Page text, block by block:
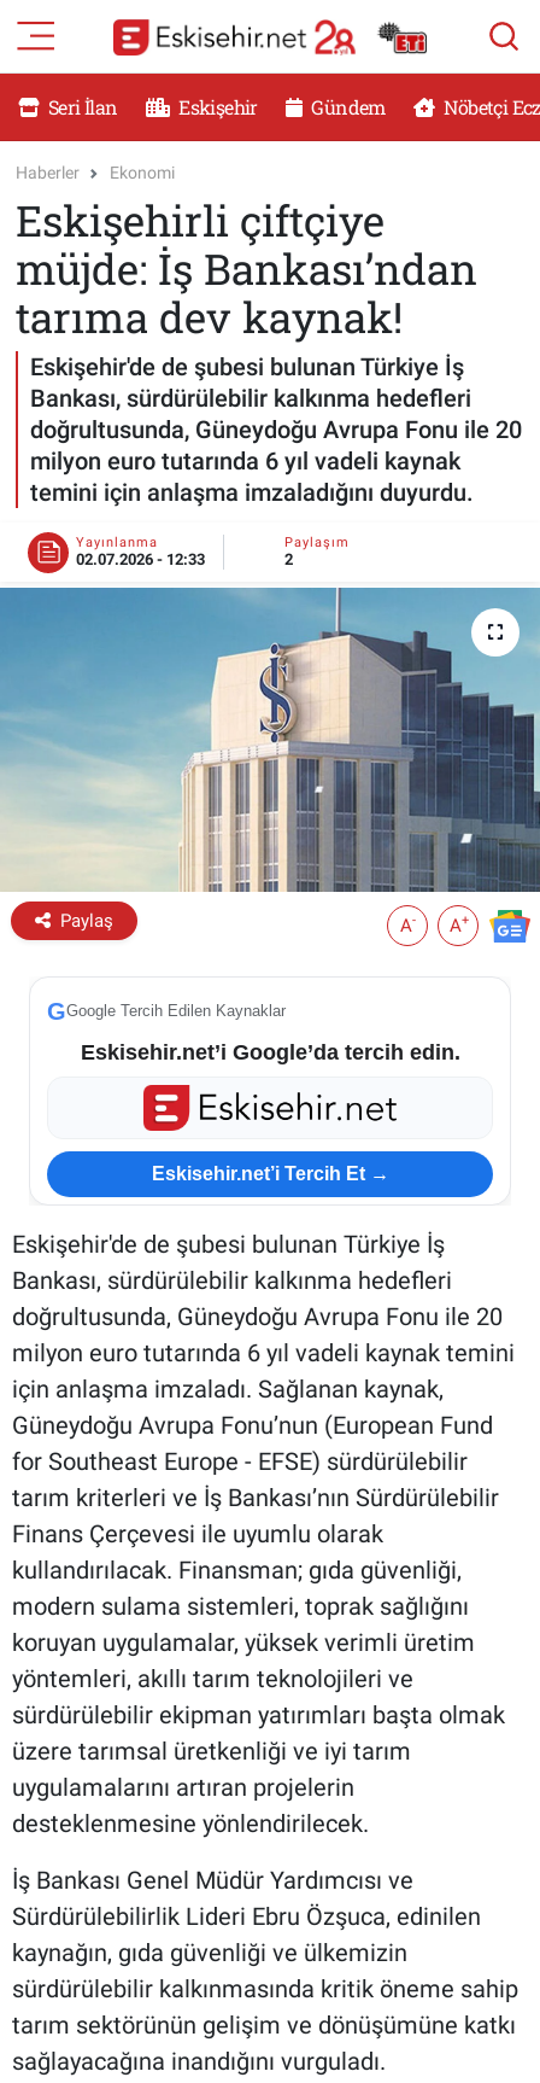
Seri İlan Eskişehir Gündem Nöbetçi
Haberler Ekonomi
Eskişehirli çiftçiye
müjde: İş Bankası’ndan
tarıma dev kaynak!
Eskişehir'de de şubesi bulunan Türkiye İş
Bankası, sürdürülebilir kalkınma hedefleri
doğrultusunda, Güneydoğu Avrupa Fonu ile 20
milyon euro tutarında 6 yıl vadeli kaynak
temini için anlaşma imzaladığını duyurdu.
Yayınlanma
02.07.2026 - 12:33
Paylaşım
2
Paylaş A- A+
GGoogle Tercih Edilen Kaynaklar
Eskisehir.net’i Google’da tercih edin.
Eskisehir.net’i Tercih Et →
Eskişehir'de de şubesi bulunan Türkiye İş
Bankası, sürdürülebilir kalkınma hedefleri
doğrultusunda, Güneydoğu Avrupa Fonu ile 20
milyon euro tutarında 6 yıl vadeli kaynak temini
için anlaşma imzaladı. Sağlanan kaynak,
Güneydoğu Avrupa Fonu’nun (European Fund
for Southeast Europe - EFSE) sürdürülebilir
tarım kriterleri ve İş Bankası’nın Sürdürülebilir
Finans Çerçevesi ile uyumlu olarak
kullandırılacak. Finansman; gıda güvenliği,
modern sulama sistemleri, toprak sağlığını
koruyan uygulamalar, yüksek verimli üretim
yöntemleri, akıllı tarım teknolojileri ve
sürdürülebilir ekipman yatırımları başta olmak
üzere tarımsal üretkenliği ve iyi tarım
uygulamalarını artıran projelerin
desteklenmesine yönlendirilecek.
İş Bankası Genel Müdür Yardımcısı ve
Sürdürülebilirlik Lideri Ebru Özşuca, edinilen
kaynağın, gıda güvenliği ve ülkemizin
sürdürülebilir kalkınmasında kritik öneme sahip
tarım sektörünün gelişim ve dönüşümüne katkı
sağlayacağına inandığını vurguladı.
RESMİ İLANLAR
DÜNYA
SAĞLIK
MAGAZİN
KADIN
TEKNOLOJİ
ESKİŞEHİR NÖBETÇİ ECZANELER
Eskişehir Haber İçerikleri
Eskişehir Hava Durumu
Eskişehir Tramvay Saatleri
Eskişehir Otobüs Saatleri
Eskişehir Nöbetçi Eczaneler
Eskişehir Namaz Vakitleri
Eskişehir Trafik Yoğunluk Haritası
Süper Lig Puan Durumu ve Fikstür
Tüm Manşetler
Son Dakika Haberleri